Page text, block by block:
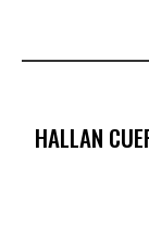
HALLAN